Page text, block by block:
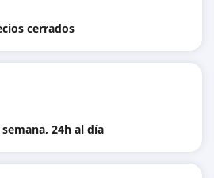
cerrados
24h al día